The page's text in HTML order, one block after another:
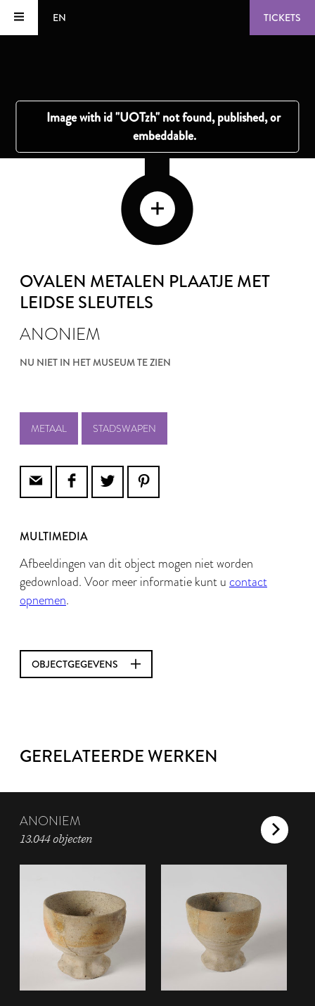
EN TICKETS
OVALEN METALEN PLAATJE MET
LEIDSE SLEUTELS
ANONIEM
NU NIET IN HET MUSEUM TE ZIEN
METAAL STADSWAPEN
MULTIMEDIA
Afbeeldingen van dit object mogen niet worden
gedownload. Voor meer informatie kunt u contact
opnemen.
OBJECTGEGEVENS
GERELATEERDE WERKEN
ANONIEM
13.044 objecten